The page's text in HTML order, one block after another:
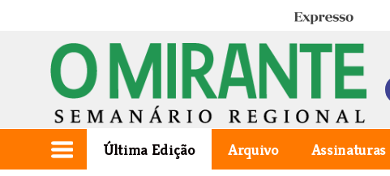
Expresso
Última Edição Arquivo Assinaturas